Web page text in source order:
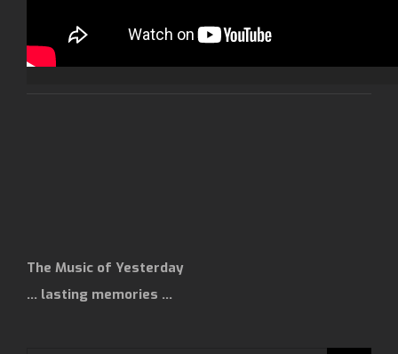
The Music of Yesterday
… lasting memories …